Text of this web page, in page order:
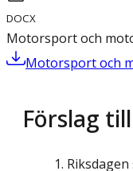
DOCX
Motorsport och
Motorsport och
Förslag